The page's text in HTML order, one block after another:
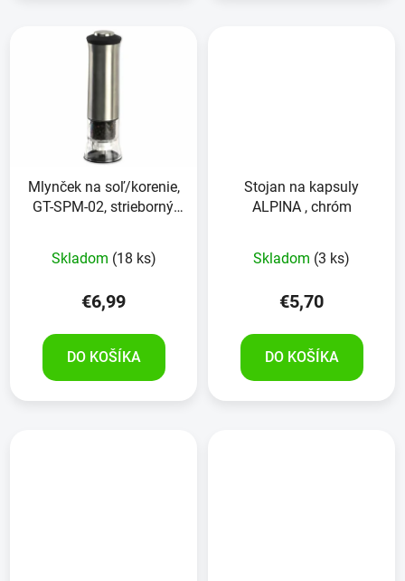
Mlynček na soľ/korenie,
GT-SPM-02, strieborný,
Skladom (18 ks)
€6,99
DO KOŠÍKA
Stojan na kapsuly
ALPINA , chróm
Skladom (3 ks)
€5,70
DO KOŠÍKA